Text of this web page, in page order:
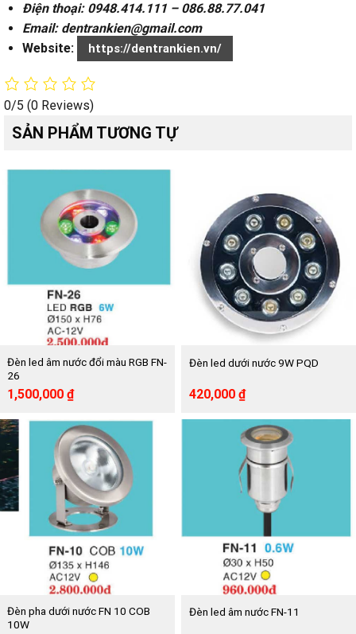
Điện thoại: 0948.414.111 – 086.88.77.041
Email: dentrankien@gmail.com
Website:
https://dentrankien.vn/
0/5 (0 Reviews)
SẢN PHẨM TƯƠNG TỰ
Đèn led âm nước đổi màu RGB FN-
26
Giá
gốc
là:
2,500,000 ₫.
1,500,000 ₫Giá
hiện
tại
là:
1,500,000 ₫.
Đèn led dưới nước 9W PQD
Giá
là:
840,000 ₫.
420,000 ₫Giá
hiện
tại
là:
420,000 ₫.
Đèn pha dưới nước FN 10 COB
10W
Đèn led âm nước FN-11